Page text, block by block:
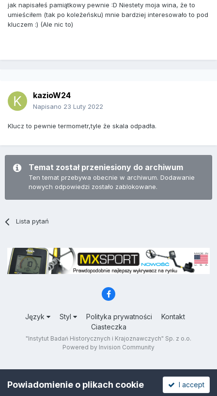
jak napisałeś pamiątkowy pewnie :D Niestety moja wina, że to
umieściłem (tak po koleżeńsku) mnie bardziej interesowało to pod
kluczem :) (Ale nic to)
kazioW24
Napisano 23 Luty 2022
Klucz to pewnie termometr,tyle że skala odpadła.
Temat został przeniesiony do archiwum
Ten temat przebywa obecnie w archiwum. Dodawanie
nowych odpowiedzi zostało zablokowane.
Lista pytań
Język Styl Polityka prywatności
Kontakt
Ciasteczka
"Instytut Badań Historycznych i Krajoznawczych" Sp. z o.o.
Powered by Invision Community
Powiadomienie o plikach cookie I accept